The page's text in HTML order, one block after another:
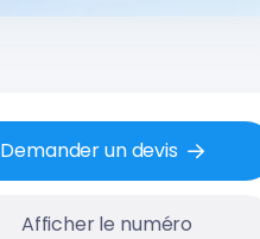
Demander un devis
Afficher le numéro